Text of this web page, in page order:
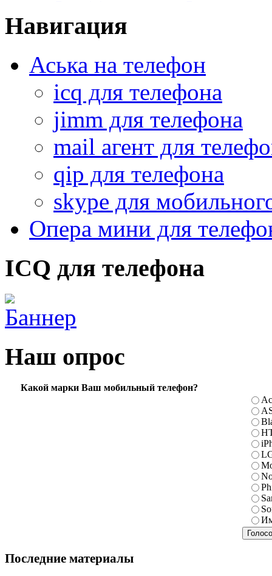
Навигация
Аська на телефон
icq для телефона
jimm для телефона
mail агент для
qip для телефона
skype для
Опера мини для
ICQ для телефона
Наш опрос
Какой марки Ваш мобильный телефон?
Последние материалы